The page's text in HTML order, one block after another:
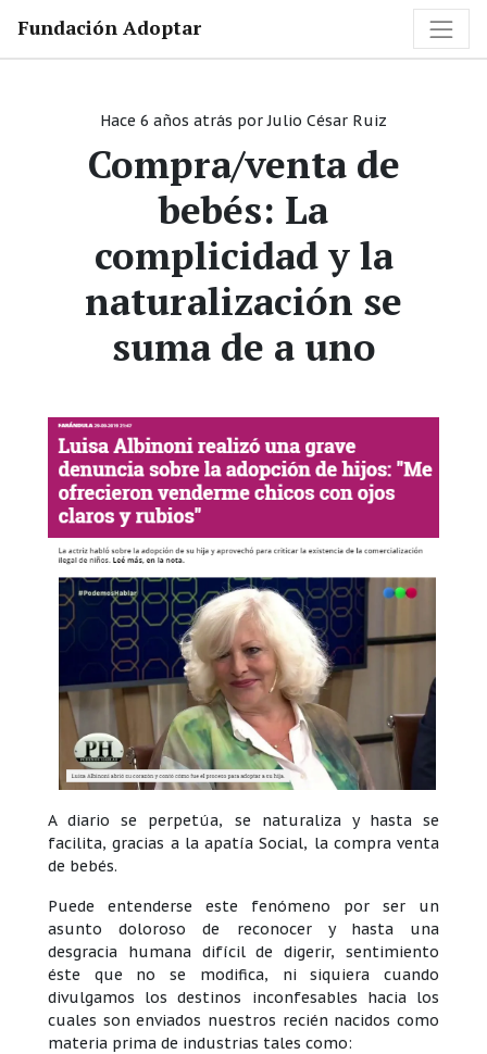
Fundación Adoptar
Hace 6 años atrás porJulio César Ruiz
Compra/venta de
bebés: La
complicidad y la
naturalización se
suma de a uno
A diario se perpetúa, se naturaliza y hasta se
facilita, gracias a la apatía Social, la compra venta
de bebés.
Puede entenderse este fenómeno por ser un
asunto doloroso de reconocer y hasta una
desgracia humana difícil de digerir, sentimiento
éste que no se modifica, ni siquiera cuando
divulgamos los destinos inconfesables hacia los
cuales son enviados nuestros recién nacidos como
materia prima de industrias tales como: